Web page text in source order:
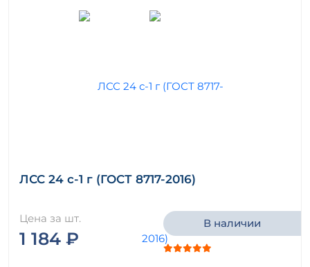
ЛСС 24 с-1 г (ГОСТ 8717-2016)
Цена за шт.
1 184 ₽
В наличии